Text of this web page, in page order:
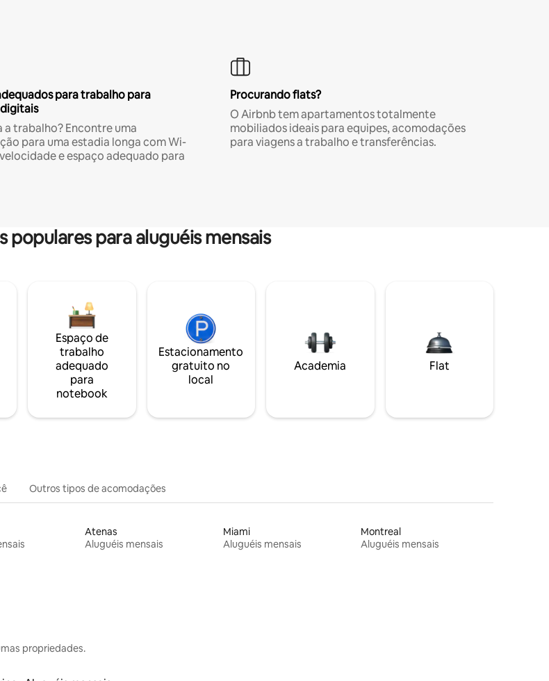
para trabalho para
a trabalho? Encontre uma
para uma estadia longa com Wi-
e espaço adequado para
Procurando flats?
O Airbnb tem apartamentos totalmente
mobiliados ideais para equipes, acomodações
para viagens a trabalho e transferências.
populares para aluguéis mensais
Espaço de
trabalho
adequado
para
notebook
Estacionamento
gratuito no
local
Academia Flat
Outros tipos de acomodações
Atenas
Aluguéis mensais
Miami
Aluguéis mensais
Montreal
Aluguéis mensais
propriedades.